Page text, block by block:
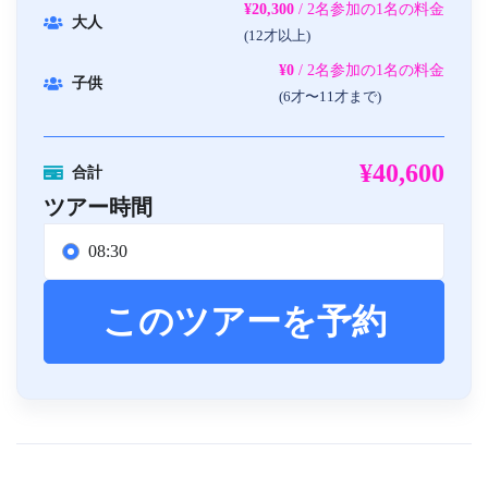
大人
¥20,300 / 2名参加の1名の料金
(12才以上)
子供
¥0 / 2名参加の1名の料金
(6才〜11才まで)
合計 ¥40,600
ツアー時間
08:30
このツアーを予約